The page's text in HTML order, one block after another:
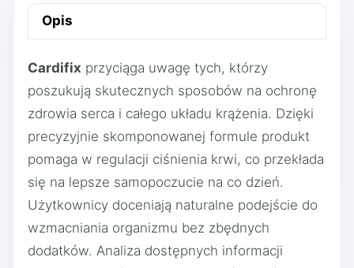
Opis
Cardifix przyciąga uwagę tych, którzy
poszukują skutecznych sposobów na ochronę
zdrowia serca i całego układu krążenia. Dzięki
precyzyjnie skomponowanej formule produkt
pomaga w regulacji ciśnienia krwi, co przekłada
się na lepsze samopoczucie na co dzień.
Użytkownicy doceniają naturalne podejście do
wzmacniania organizmu bez zbędnych
dodatków. Analiza dostępnych informacji